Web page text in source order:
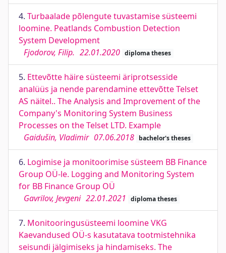
4. Turbaalade põlengute tuvastamise süsteemi
loomine. Peatlands Combustion Detection
System Development
Fjodorov, Filip. 22.01.2020 diploma theses
5. Ettevõtte häire süsteemi äriprotsesside
analüüs ja nende parendamine ettevõtte Telset
AS näitel.. The Analysis and Improvement of the
Company's Monitoring System Business
Processes on the Telset LTD. Example
Gaidušin, Vladimir 07.06.2018 bachelor's theses
6. Logimise ja monitoorimise süsteem BB Finance
Group OÜ-le. Logging and Monitoring System
for BB Finance Group OÜ
Gavrilov, Jevgeni 22.01.2021 diploma theses
7. Monitooringusüsteemi loomine VKG
Kaevandused OÜ-s kasutatava tootmistehnika
seisundi jälgimiseks ja hindamiseks. The